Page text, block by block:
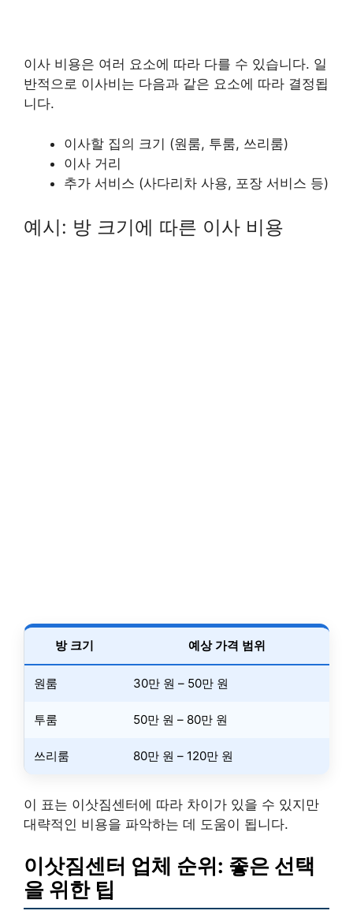
이사 비용은 여러 요소에 따라 다를 수 있습니다. 일
반적으로 이사비는 다음과 같은 요소에 따라 결정됩
니다.
이사할 집의 크기 (원룸, 투룸, 쓰리룸)
이사 거리
추가 서비스 (사다리차 사용, 포장 서비스 등)
예시: 방 크기에 따른 이사 비용
방 크기 예상 가격 범위
원룸 30만 원 – 50만 원
투룸 50만 원 – 80만 원
쓰리룸 80만 원 – 120만 원
이 표는 이삿짐센터에 따라 차이가 있을 수 있지만
대략적인 비용을 파악하는 데 도움이 됩니다.
이삿짐센터 업체 순위: 좋은 선택
을 위한 팁